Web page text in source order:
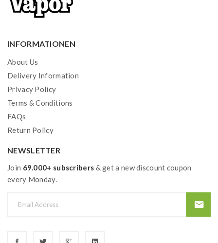
INFORMATIONEN
About Us
Delivery Information
Privacy Policy
Terms & Conditions
FAQs
Return Policy
NEWSLETTER
Join 69.000+ subscribers & get a new discount coupon
every Monday.